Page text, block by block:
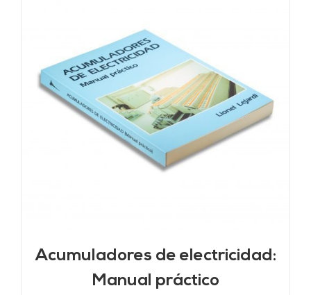
Acumuladores de electricidad:
Manual práctico